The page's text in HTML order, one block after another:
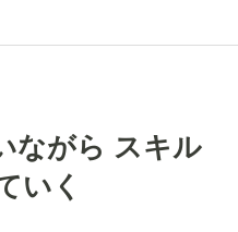
ながら スキル
いく